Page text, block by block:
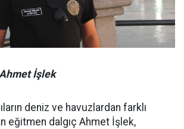
İşlek
deniz ve havuzlardan farklı
eğitmen dalgıç Ahmet İşlek,